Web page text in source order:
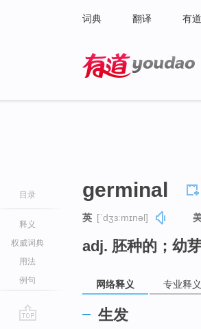
词典 翻译 有
目录
释义
权威词典
用法
例句
germinal
英 [ˈdʒɜːmɪnəl]
adj. 胚种的；幼
网络释义 专业释义
生发